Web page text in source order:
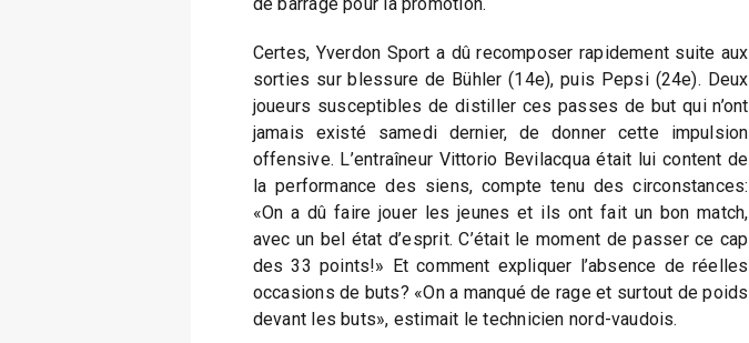
Certes, Yverdon Sport a dû recomposer rapidement suite aux
sorties sur blessure de Bühler (14e), puis Pepsi (24e). Deux
joueurs susceptibles de distiller ces passes de but qui n’ont
jamais existé samedi dernier, de donner cette impulsion
offensive. L’entraîneur Vittorio Bevilacqua était lui content de
la performance des siens, compte tenu des circonstances:
«On a dû faire jouer les jeunes et ils ont fait un bon match,
avec un bel état d’esprit. C’était le moment de passer ce cap
des 33 points!» Et comment expliquer l’absence de réelles
occasions de buts? «On a manqué de rage et surtout de poids
devant les buts», estimait le technicien nord-vaudois.